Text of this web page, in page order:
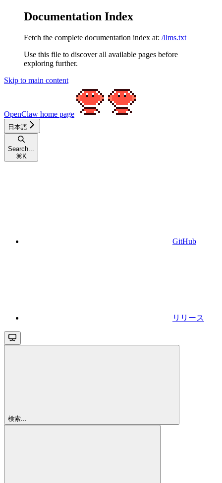
Documentation Index
Fetch the complete documentation index at: /llms.txt
Use this file to discover all available pages before
exploring further.
Skip to main content
OpenClaw home page
日本語
Search...
⌘ K
GitHub
リリース
検索...